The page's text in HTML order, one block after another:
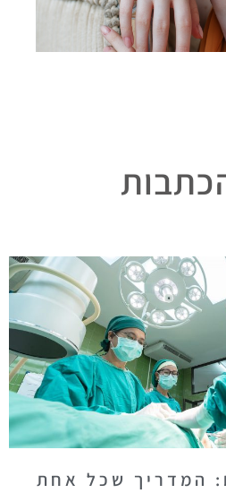
המדריך שכל אחת